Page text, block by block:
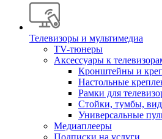
Телевизоры и мультимедиа
TV-тюнеры
Аксессуары к
Кронштейны и
Настольные
Рамки для
Стойки, тумбы,
Универсальные
Медиаплееры
Подписки на услуги